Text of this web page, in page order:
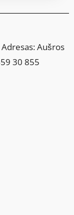
Adresas: Aušros
30 855